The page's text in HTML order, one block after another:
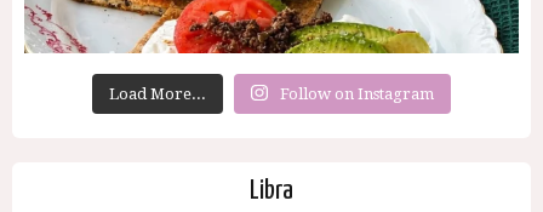
Load More... Follow on Instagram
Libra